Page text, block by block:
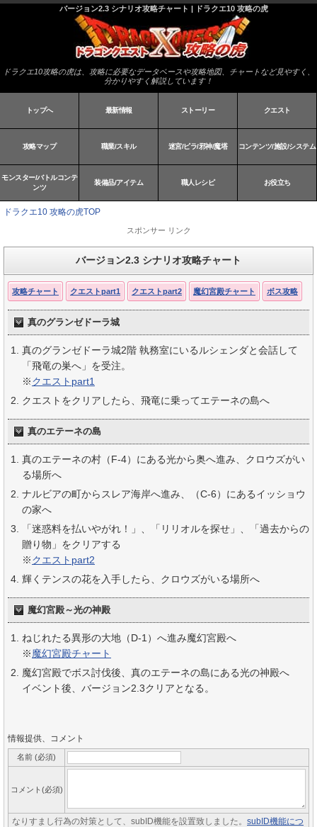
バージョン2.3 シナリオ攻略チャート | ドラクエ10 攻略の虎
ドラクエ10攻略の虎は、攻略に必要なデータベースや攻略地図、チャートなど見やすく、
分かりやすく解説しています！
トップへ 最新情報 ストーリー クエスト
攻略マップ 職業/スキル 迷宮/ピラ/邪神/魔塔 コンテンツ/施設/システム
モンスター/バトルコンテ
ンツ
装備品/アイテム 職人レシピ お役立ち
ドラクエ10 攻略の虎TOP
スポンサー リンク
バージョン2.3 シナリオ攻略チャート
攻略チャート クエストpart1 クエストpart2 魔幻宮殿チャート ボス攻略
真のグランゼドーラ城
真のグランゼドーラ城2階 執務室にいるルシェンダと会話して
「飛竜の巣へ」を受注。
※クエストpart1
クエストをクリアしたら、飛竜に乗ってエテーネの島へ
真のエテーネの島
真のエテーネの村（F-4）にある光から奥へ進み、クロウズがい
る場所へ
ナルビアの町からスレア海岸へ進み、（C-6）にあるイッショウ
の家へ
「迷惑料を払いやがれ！」、「リリオルを探せ」、「過去からの
贈り物」をクリアする
※クエストpart2
輝くテンスの花を入手したら、クロウズがいる場所へ
魔幻宮殿～光の神殿
ねじれたる異形の大地（D-1）へ進み魔幻宮殿へ
※魔幻宮殿チャート
魔幻宮殿でボス討伐後、真のエテーネの島にある光の神殿へ
イベント後、バージョン2.3クリアとなる。
情報提供、コメント
名前 (必須)
コメント(必須)
なりすまし行為の対策として、subID機能を設置致しました。 subID機能につ